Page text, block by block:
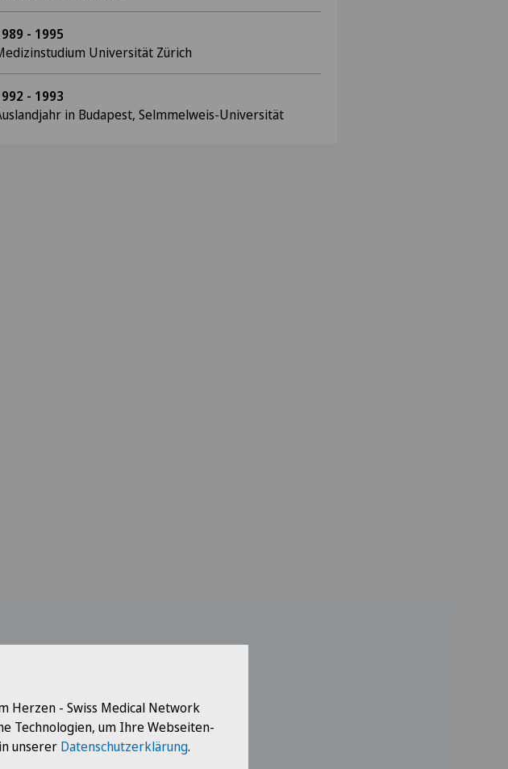
- 1995
Universität Zürich
- 1993
in Budapest, Selmmelweis-Universität
Herzen - Swiss Medical Network
Technologien, um Ihre Webseiten-
unserer Datenschutzerklärung.